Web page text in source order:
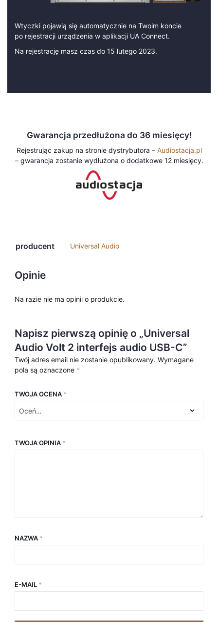
Wtyczki pojawią się automatycznie na Twoim koncie
po rejestracji urządzenia w aplikacji UA Connect.
Na rejestrację masz czas do 15 lutego 2023.
Gwarancja przedłużona do 36 miesięcy!
Rejestrując zakup na stronie dystrybutora – Audiostacja.pl
– gwarancja zostanie wydłużona o dodatkowe 12 miesięcy.
producent Universal Audio
Opinie
Na razie nie ma opinii o produkcie.
Napisz pierwszą opinię o „Universal
Audio Volt 2 interfejs audio USB-C”
Twój adres email nie zostanie opublikowany. Wymagane
pola są oznaczone *
TWOJA OCENA *
TWOJA OPINIA *
NAZWA *
E-MAIL *